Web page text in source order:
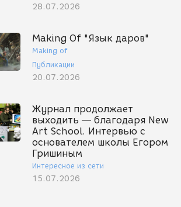
28.07.2026
Making Of "Язык даров"
Making of
Публикации
20.07.2026
Журнал продолжает
выходить — благодаря New
Art School. Интервью с
основателем школы Егором
Гришиным
Интересное из сети
15.07.2026